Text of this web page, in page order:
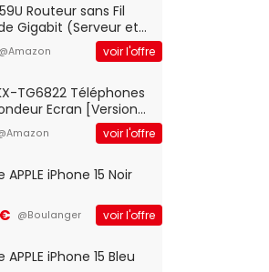
Routeur sans Fil
Gigabit (Serveur et
Vlan, Mode Point
contrôle
@Amazon voir l'offre
TG6822 Téléphones
Ecran [Version
voir l'offre
iPhone 15 Noir
@Boulanger voir l'offre
iPhone 15 Bleu